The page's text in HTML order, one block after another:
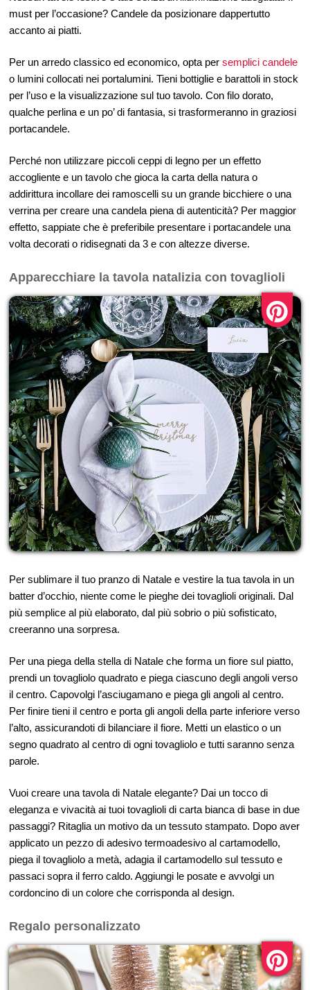
must per l’occasione? Candele da posizionare dappertutto
accanto ai piatti.
Per un arredo classico ed economico, opta per semplici candele
o lumini collocati nei portalumini. Tieni bottiglie e barattoli in stock
per l’uso e la visualizzazione sul tuo tavolo. Con filo dorato,
qualche perlina e un po’ di fantasia, si trasformeranno in graziosi
portacandele.
Perché non utilizzare piccoli ceppi di legno per un effetto
accogliente e un tavolo che gioca la carta della natura o
addirittura incollare dei ramoscelli su un grande bicchiere o una
verrina per creare una candela piena di autenticità? Per maggior
effetto, sappiate che è preferibile presentare i portacandele una
volta decorati o ridisegnati da 3 e con altezze diverse.
Apparecchiare la tavola natalizia con tovaglioli
Per sublimare il tuo pranzo di Natale e vestire la tua tavola in un
batter d’occhio, niente come le pieghe dei tovaglioli originali. Dal
più semplice al più elaborato, dal più sobrio o più sofisticato,
creeranno una sorpresa.
Per una piega della stella di Natale che forma un fiore sul piatto,
prendi un tovagliolo quadrato e piega ciascuno degli angoli verso
il centro. Capovolgi l’asciugamano e piega gli angoli al centro.
Per finire tieni il centro e porta gli angoli della parte inferiore verso
l’alto, assicurandoti di bilanciare il fiore. Metti un elastico o un
segno quadrato al centro di ogni tovagliolo e tutti saranno senza
parole.
Vuoi creare una tavola di Natale elegante? Dai un tocco di
eleganza e vivacità ai tuoi tovaglioli di carta bianca di base in due
passaggi? Ritaglia un motivo da un tessuto stampato. Dopo aver
applicato un pezzo di adesivo termoadesivo al cartamodello,
piega il tovagliolo a metà, adagia il cartamodello sul tessuto e
passaci sopra il ferro caldo. Aggiungi le posate e avvolgi un
cordoncino di un colore che corrisponda al design.
Regalo personalizzato